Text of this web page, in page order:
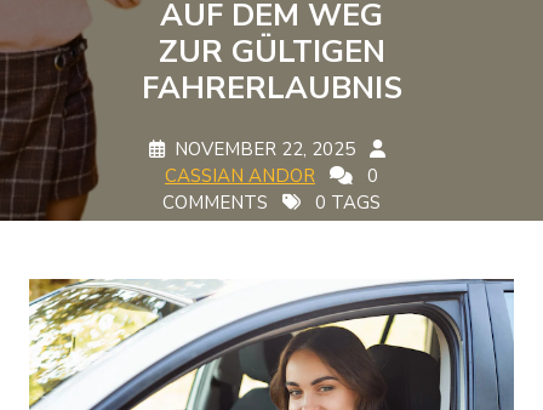
AUF DEM WEG
ZUR GÜLTIGEN
FAHRERLAUBNIS
NOVEMBER 22, 2025
CASSIAN ANDOR
0
COMMENTS
0 TAGS